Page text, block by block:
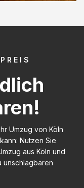
Umzug von Köln
Nutzen Sie
aus Köln und
unschlagbaren